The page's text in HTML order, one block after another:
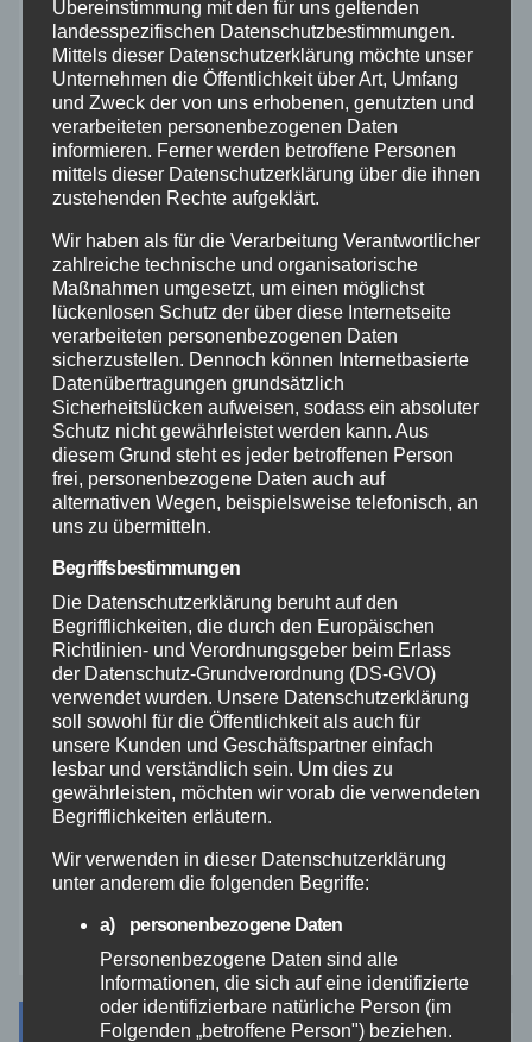
Allgemein
Altenkirchen
Bundespolizei
Hilfsorganisationen
Mayen-Koblenz
Neuwied
Polizei
Rhein-Lahn
THW
Veranstaltungen
Video
Westerwald
Archiv
Übereinstimmung mit den für uns geltenden
landesspezifischen Datenschutzbestimmungen.
Mittels dieser Datenschutzerklärung möchte unser
Unternehmen die Öffentlichkeit über Art, Umfang
und Zweck der von uns erhobenen, genutzten und
verarbeiteten personenbezogenen Daten
informieren. Ferner werden betroffene Personen
mittels dieser Datenschutzerklärung über die ihnen
zustehenden Rechte aufgeklärt.
Wir haben als für die Verarbeitung Verantwortlicher
zahlreiche technische und organisatorische
Maßnahmen umgesetzt, um einen möglichst
lückenlosen Schutz der über diese Internetseite
verarbeiteten personenbezogenen Daten
sicherzustellen. Dennoch können Internetbasierte
Datenübertragungen grundsätzlich
Sicherheitslücken aufweisen, sodass ein absoluter
Schutz nicht gewährleistet werden kann. Aus
diesem Grund steht es jeder betroffenen Person
frei, personenbezogene Daten auch auf
alternativen Wegen, beispielsweise telefonisch, an
uns zu übermitteln.
Begriffsbestimmungen
Die Datenschutzerklärung beruht auf den
Begrifflichkeiten, die durch den Europäischen
Richtlinien- und Verordnungsgeber beim Erlass
der Datenschutz-Grundverordnung (DS-GVO)
verwendet wurden. Unsere Datenschutzerklärung
soll sowohl für die Öffentlichkeit als auch für
unsere Kunden und Geschäftspartner einfach
lesbar und verständlich sein. Um dies zu
gewährleisten, möchten wir vorab die verwendeten
Begrifflichkeiten erläutern.
Wir verwenden in dieser Datenschutzerklärung
unter anderem die folgenden Begriffe:
a) personenbezogene Daten
Personenbezogene Daten sind alle
Informationen, die sich auf eine identifizierte
oder identifizierbare natürliche Person (im
Folgenden „betroffene Person") beziehen.